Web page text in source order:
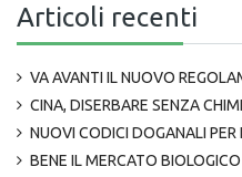
Articoli recenti
VA AVANTI IL NUOVO
CINA, DISERBARE SENZA
NUOVI CODICI DOGANALI PER
BENE IL MERCATO